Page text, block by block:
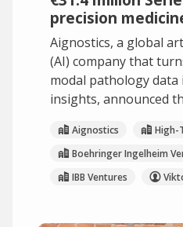
precision
Aignostics, a global
(AI) company that
modal pathology
insights, announced
Aignostics
High-
Boehringer Ingelheim
IBB Ventures